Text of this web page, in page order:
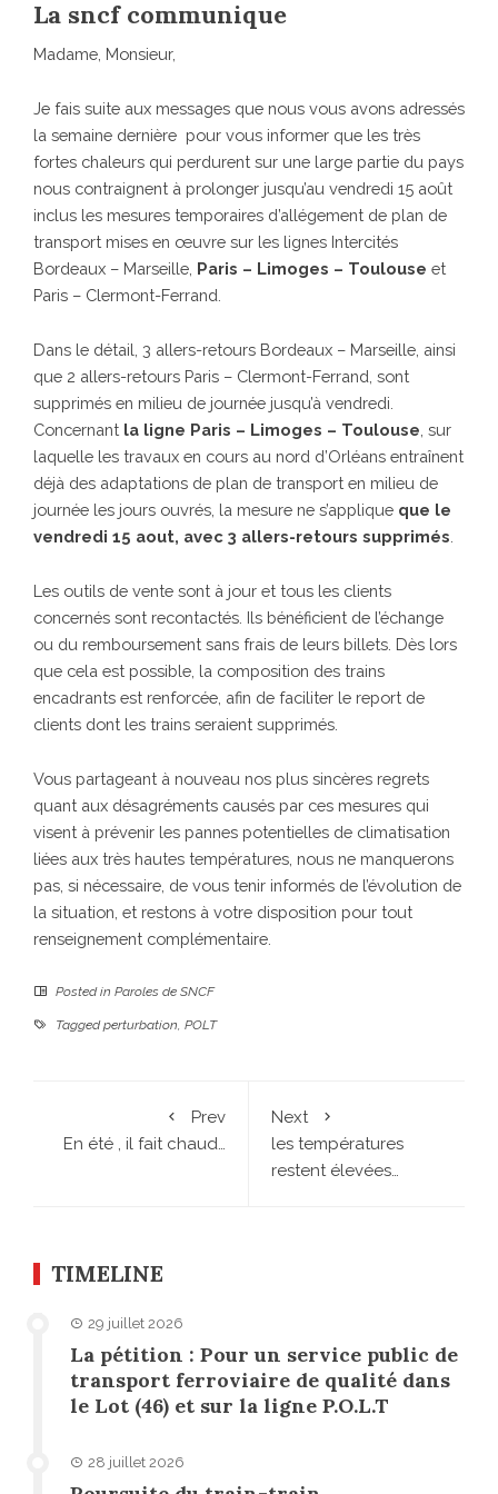
La sncf communique
Madame, Monsieur,
Je fais suite aux messages que nous vous avons adressés
la semaine dernière pour vous informer que les très
fortes chaleurs qui perdurent sur une large partie du pays
nous contraignent à prolonger jusqu’au vendredi 15 août
inclus les mesures temporaires d’allégement de plan de
transport mises en œuvre sur les lignes Intercités
Bordeaux – Marseille, Paris – Limoges – Toulouse et
Paris – Clermont-Ferrand.
Dans le détail, 3 allers-retours Bordeaux – Marseille, ainsi
que 2 allers-retours Paris – Clermont-Ferrand, sont
supprimés en milieu de journée jusqu’à vendredi.
Concernant la ligne Paris – Limoges – Toulouse , sur
laquelle les travaux en cours au nord d’Orléans entraînent
déjà des adaptations de plan de transport en milieu de
journée les jours ouvrés, la mesure ne s’applique que le
vendredi 15 aout, avec 3 allers-retours supprimés
Les outils de vente sont à jour et tous les clients
concernés sont recontactés. Ils bénéficient de l’échange
ou du remboursement sans frais de leurs billets. Dès lors
que cela est possible, la composition des trains
encadrants est renforcée, afin de faciliter le report de
clients dont les trains seraient supprimés.
Vous partageant à nouveau nos plus sincères regrets
quant aux désagréments causés par ces mesures qui
visent à prévenir les pannes potentielles de climatisation
liées aux très hautes températures, nous ne manquerons
pas, si nécessaire, de vous tenir informés de l’évolution de
la situation, et restons à votre disposition pour tout
renseignement complémentaire.
Posted in Paroles de SNCF
Taggedperturbation, POLT
Prev
En été , il fait chaud…
Next
les températures
restent élevées…
TIMELINE
29 juillet 2026
La pétition : Pour un service public de
transport ferroviaire de qualité dans
le Lot (46) et sur la ligne P.O.L.T
28 juillet 2026